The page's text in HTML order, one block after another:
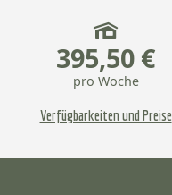
395,50 €
pro Woche
Verfügbarkeiten und Preise